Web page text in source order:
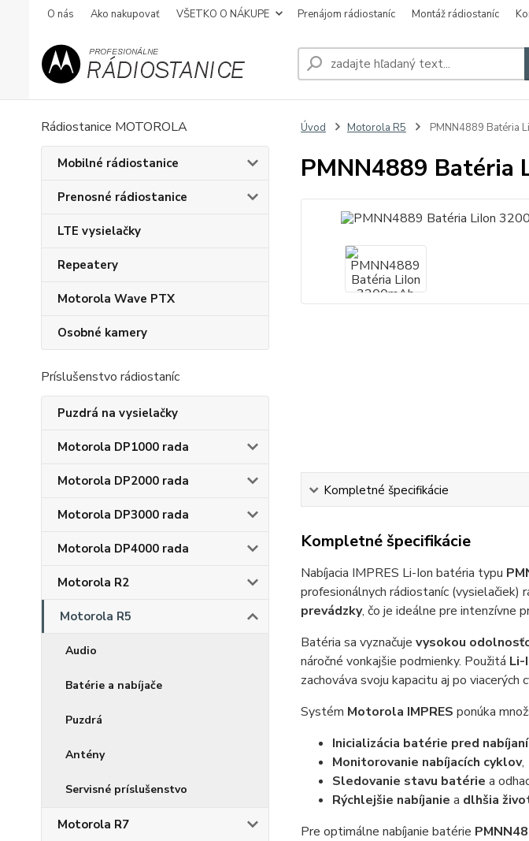
O nás Ako nakupovať VŠETKO O NÁKUPE Prenájom rádiostaníc Montáž rádiostaníc
Rádiostanice MOTOROLA
Mobilné rádiostanice
Prenosné rádiostanice
LTE vysielačky
Repeatery
Motorola Wave PTX
Osobné kamery
Príslušenstvo rádiostaníc
Puzdrá na vysielačky
Motorola DP1000 rada
Motorola DP2000 rada
Motorola DP3000 rada
Motorola DP4000 rada
Motorola R2
Motorola R5
Audio
Batérie a nabíjače
Puzdrá
Antény
Servisné príslušenstvo
Motorola R7
Úvod Motorola R5 PMNN4889 Batéria
PMNN4889 Batéria
Kompletné špecifikácie
Kompletné špecifikácie
Nabíjacia IMPRES Li-Ion batéria typu
profesionálnych rádiostaníc (vysielačiek)
prevádzky, čo je ideálne pre intenzívne
Batéria sa vyznačuje vysokou
náročné vonkajšie podmienky. Použitá Li-
zachováva svoju kapacitu aj po
Systém Motorola IMPRES ponúka
Inicializácia batérie pred
Monitorovanie nabíjacích cyklov,
Sledovanie stavu batérie a
Rýchlejšie nabíjanie a dlhšia
Pre optimálne nabíjanie batérie